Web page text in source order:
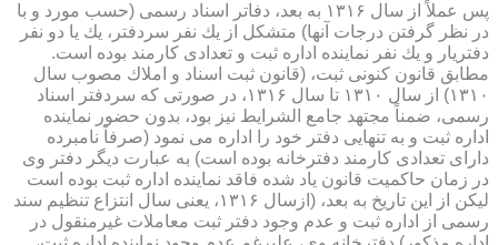
پس عملاً از سال ۱۳۱۶ به بعد، دفاتر اسناد رسمی (حسب مورد و با
در نظر گرفتن درجات آنها) متشكل از یك نفر سردفتر، یك یا دو نفر
دفتریار و یك نفر نماینده اداره ثبت و تعدادی كارمند بوده است.
مطابق قانون كنونی ثبت، (قانون ثبت اسناد و املاك مصوب سال
۱۳۱۰) از سال ۱۳۱۰ تا سال ۱۳۱۶، در صورتی كه سردفتر اسناد
رسمی، ضمناً مجتهد جامع الشرایط نیز بود، بدون حضور نماینده
اداره ثبت و به تنهایی دفتر خود را اداره می نمود (صرفاً نامبرده
دارای تعدادی كارمند دفترخانه بوده است) به عبارت دیگر دفتر وی
در زمان حاكمیت قانون یاد شده فاقد نماینده اداره ثبت بوده است
لیكن از این تاریخ به بعد، (ازسال ۱۳۱۶، یعنی سال انتزاع تنظیم سند
رسمی از اداره ثبت و عدم وجود دفتر ثبت معاملات غیرمنقول در